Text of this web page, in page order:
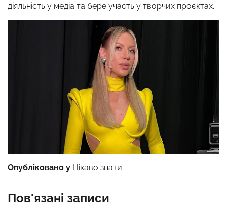
діяльність у медіа та бере участь у творчих проєктах.​
Опубліковано у Цікаво знати
Пов'язані записи